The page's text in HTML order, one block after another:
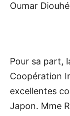
Oumar
Pour sa part,
Coopération
excellentes
Japon. Mme